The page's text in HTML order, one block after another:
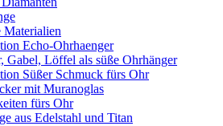
Materialien
Echo-Ohrhaenger
Gabel, Löffel als süße Ohrhänger
Süßer Schmuck fürs Ohr
mit Muranoglas
fürs Ohr
aus Edelstahl und Titan